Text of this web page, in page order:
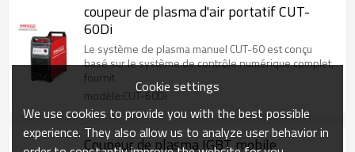
coupeur de plasma d'air portatif CUT-
60Di
Le système de plasma manuel CUT-60 est conçu
basé sur le système de contrôle numérique complet,
fournit
modèle:CUT-60Di
Coupeur de plasma IGBT mobile
Cookie settings
We use cookies to provide you with the best possible
experience. They also allow us to analyze user behavior in